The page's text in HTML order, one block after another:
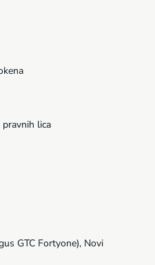
pravnih lica
GTC Fortyone), Novi